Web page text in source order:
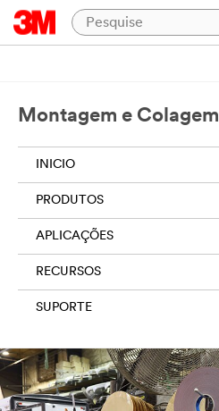
Montagem e Colagem
INICIO
PRODUTOS
APLICAÇÕES
RECURSOS
SUPORTE